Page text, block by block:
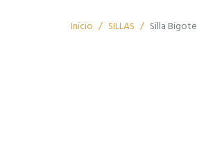
Inicio SILLAS Silla Bigote